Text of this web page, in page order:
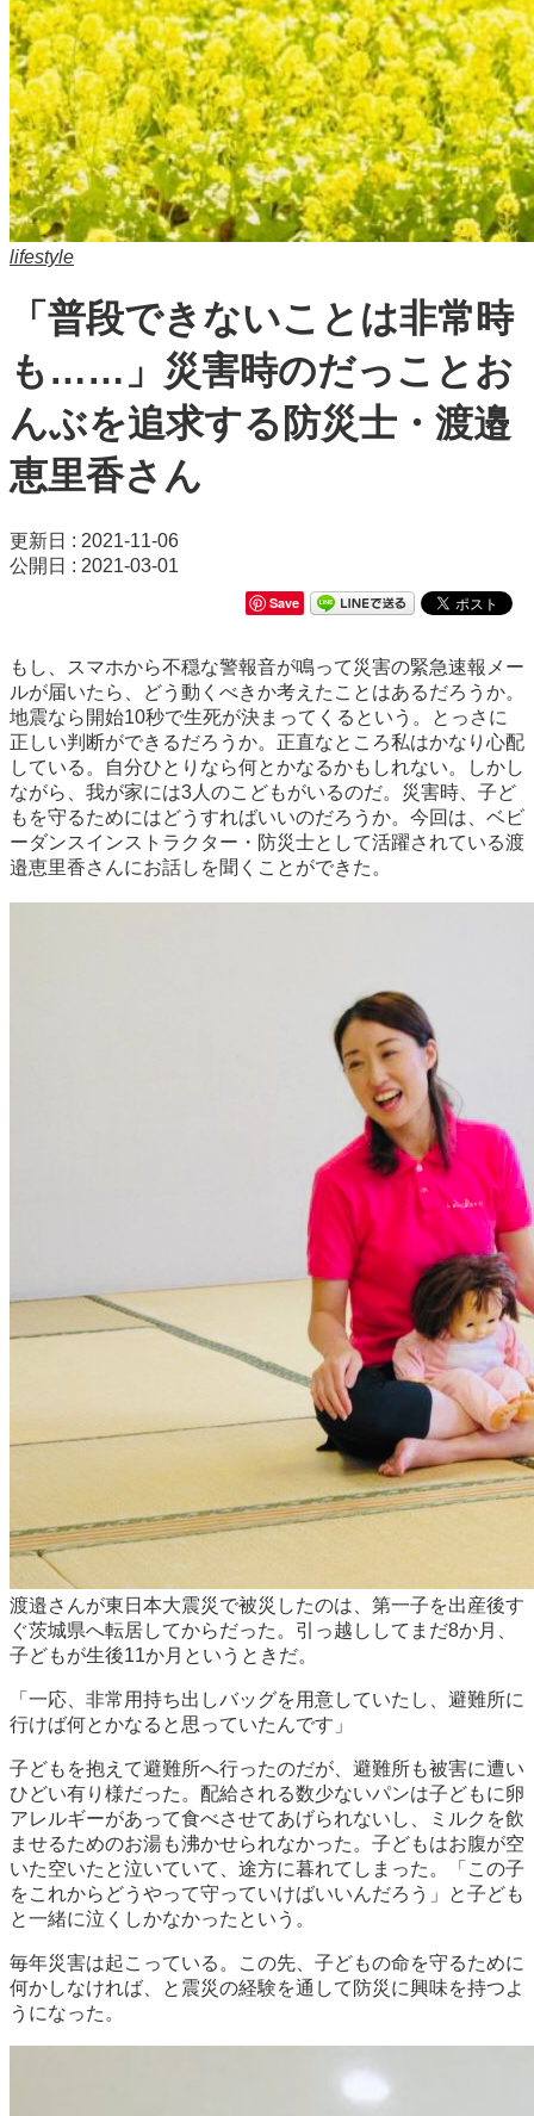
lifestyle
「普段できないことは非常時
も……」災害時のだっことお
んぶを追求する防災士・渡邉
恵里香さん
更新日 : 2021-11-06
公開日 : 2021-03-01
Save
もし、スマホから不穏な警報音が鳴って災害の緊急速報メー
ルが届いたら、どう動くべきか考えたことはあるだろうか。
地震なら開始10秒で生死が決まってくるという。とっさに
正しい判断ができるだろうか。正直なところ私はかなり心配
している。自分ひとりなら何とかなるかもしれない。しかし
ながら、我が家には3人のこどもがいるのだ。災害時、子ど
もを守るためにはどうすればいいのだろうか。今回は、ベビ
ーダンスインストラクター・防災士として活躍されている渡
邉恵里香さんにお話しを聞くことができた。
渡邉さんが東日本大震災で被災したのは、第一子を出産後す
ぐ茨城県へ転居してからだった。引っ越ししてまだ8か月、
子どもが生後11か月というときだ。
「一応、非常用持ち出しバッグを用意していたし、避難所に
行けば何とかなると思っていたんです」
子どもを抱えて避難所へ行ったのだが、避難所も被害に遭い
ひどい有り様だった。配給される数少ないパンは子どもに卵
アレルギーがあって食べさせてあげられないし、ミルクを飲
ませるためのお湯も沸かせられなかった。子どもはお腹が空
いた空いたと泣いていて、途方に暮れてしまった。「この子
をこれからどうやって守っていけばいいんだろう」と子ども
と一緒に泣くしかなかったという。
毎年災害は起こっている。この先、子どもの命を守るために
何かしなければ、と震災の経験を通して防災に興味を持つよ
うになった。